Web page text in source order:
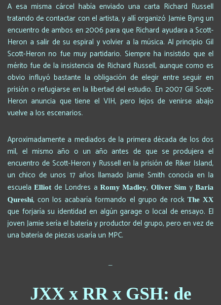
A esa misma cárcel había enviado una carta Richard Russell
tratando de contactar con el artista, y allí organizó Jamie Byng un
encuentro de ambos en 2006 para que Richard ayudara a Scott-
Heron a salir de su espiral y volvier a la música. Al principio Gil
Scott-Heron no fue muy partidario. Siempre ha insistido que el
mérito fue de la insistencia de Richard Russell, aunque como es
obvio influyó bastante la obligación de elegir entre seguir en
prisión o refugiarse en la libertad del estudio. En 2007 Gil Scott-
Heron anuncia que tiene el VIH, pero lejos de venirse abajo
vuelve a los escenarios.
Aproximadamente a mediados de la primera década de los dos
mil, el mismo año o un año antes de que se produjera el
encuentro de Scott-Heron y Russell en la prisión de Riker Island,
un chico de unos 17 años llamado Jamie Smith conocía en la
escuelaElliot de Londres aRomy Madley, Oliver Sim yBaria
Qureshi, con los acabaría formando el grupo de rock The XX
que forjaría su identidad en algún garage o local de ensayo. El
joven Jamie sería el batería y productor del grupo, pero en vez de
una batería de piezas usaría un MPC.
JXX x RR x GSH: de